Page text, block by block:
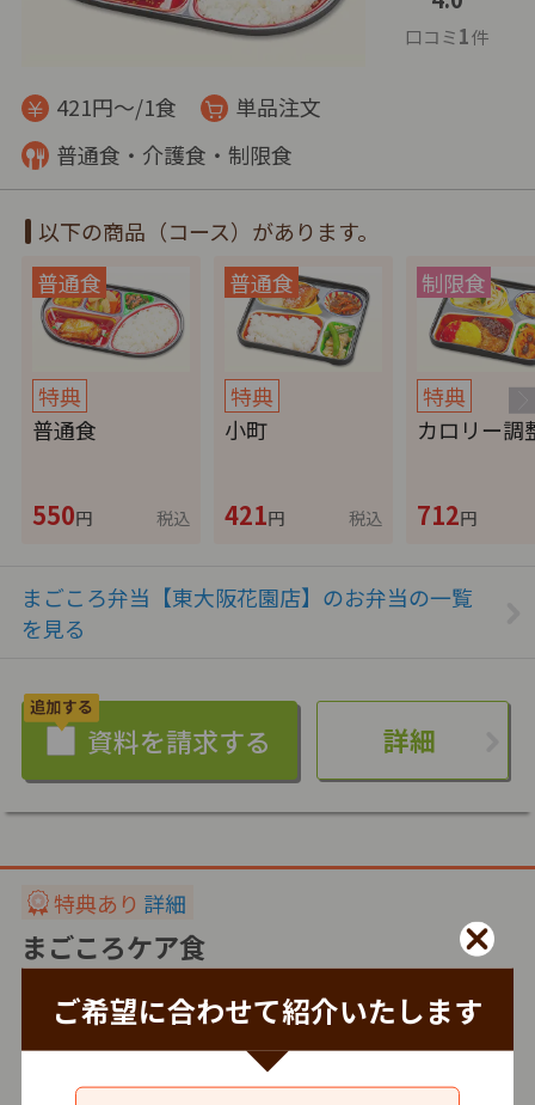
ご希望に合わせて紹介いたします
口コミ1件
421円～/1食
単品注文
普通食・介護食・制限食
以下の商品（コース）があります。
特典
普通食
550円 税込
特典
小町
421円 税込
特典
カロリー調
712円
まごころ弁当【東大阪花園店】のお弁当の一覧
を見る
詳細
特典あり 詳細
まごころケア食
冷凍